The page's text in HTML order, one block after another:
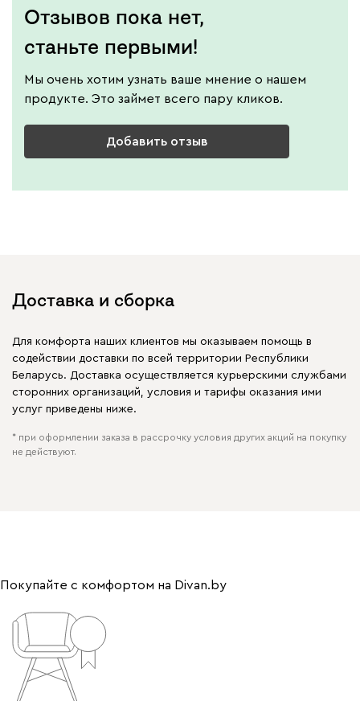
Отзывов пока нет,
станьте первыми!
Мы очень хотим узнать ваше мнение о нашем
продукте. Это займет всего пару кликов.
Добавить отзыв
Доставка и сборка
Для комфорта наших клиентов мы оказываем помощь в
содействии доставки по всей территории Республики
Беларусь. Доставка осуществляется курьерскими службами
сторонних организаций, условия и тарифы оказания ими
услуг приведены ниже.
* при оформлении заказа в рассрочку условия других акций на покупку
не действуют.
Покупайте с комфортом на Divan.by